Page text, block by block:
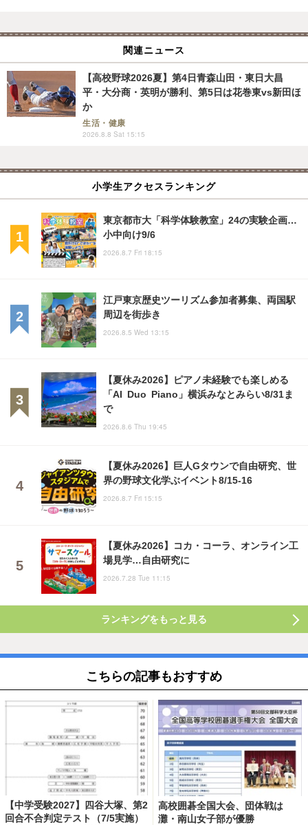
関連ニュース
【高校野球2026夏】第4日青森山田・東日大昌
平・大分商・英明が勝利、第5日は花巻東vs新田ほ
か
生活・健康
2026.8.8 Sat 15:15
小学生アクセスランキング
東京都市大「科学体験教室」24の実験企画…
小中向け9/6
2026.8.7 Fri 18:15
江戸東京歴史ツーリズム参加者募集、両国駅
周辺を街歩き
2026.8.5 Wed 13:15
【夏休み2026】ピアノ未経験でも楽しめる
「AI Duo Piano」横浜みなとみらい8/31ま
で
2026.8.6 Thu 19:45
【夏休み2026】巨人Gタウンで自由研究、世
界の野球文化学ぶイベント8/15-16
2026.8.7 Fri 15:15
【夏休み2026】コカ・コーラ、オンライン工
場見学…自由研究に
2026.7.28 Tue 11:15
ランキングをもっと見る
こちらの記事もおすすめ
【中学受験2027】四谷大塚、第2
回合不合判定テスト（7/5実施）
高校囲碁全国大会、団体戦は
灘・南山女子部が優勝